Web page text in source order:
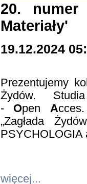
20. numer
Materiały'
19.12.2024
Prezentujemy
Żydów.
- Open A
„Zagłada
PSYCHOLOGIA
więcej...